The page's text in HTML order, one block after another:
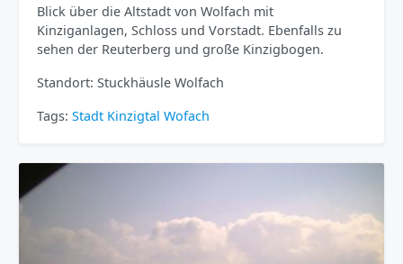
Blick über die Altstadt von Wolfach mit
Kinziganlagen, Schloss und Vorstadt. Ebenfalls zu
sehen der Reuterberg und große Kinzigbogen.
Standort: Stuckhäusle Wolfach
Tags: Stadt Kinzigtal Wofach